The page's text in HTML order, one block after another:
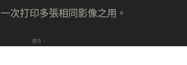
次打印多張相同影像之用。
- 廣告 -